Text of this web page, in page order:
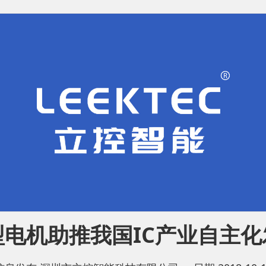
机助推我国IC产业自主